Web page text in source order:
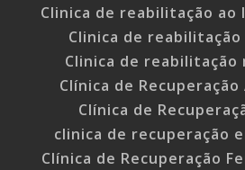
Clinica de reabilitação ao
Clinica de
Clinica de reabilitação
Clínica de Recuperação
Clínica de
clinica de recuperação
Clínica de Recuperação